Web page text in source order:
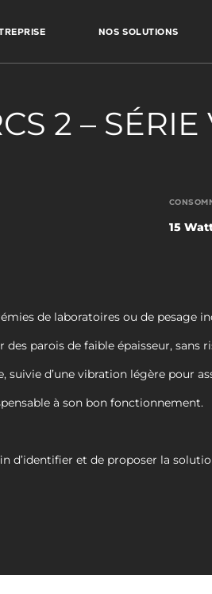
NOS SOLUTIONS
2 – SÉRIE
15
de laboratoires ou de pesage
parois de faible épaisseur, sans
d’une vibration légère pour
à son bon fonctionnement.
et de proposer la